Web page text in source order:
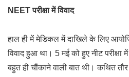
NEET परीक्षा में विवाद
हाल ही में मेडिकल में दाखिले के लिए
विवाद हुआ था। 5 मई को हुए नीट परीक्षा
बहुत ही चौंकाने वाली बात थी। कथित